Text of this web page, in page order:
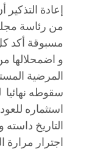
إعادة
من رئاسة
مسبوقة أكد
و اضمحلالها
المرضية
سقوطه
استثماره
التاريخ داسته
اجترار مرارة